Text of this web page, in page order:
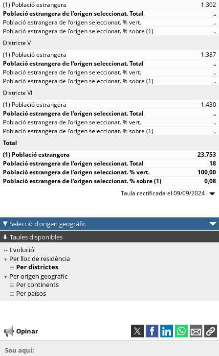
1.302
..
..
..
Districte V
1.387
..
..
..
Districte VI
1.430
..
..
..
Total
23.753
18
100,00
0,08
Taula rectificada el 09/09/2024
Selecció d'origen geogràfic
Taules disponibles
Evolució
Per lloc de residència
Per districtes
Per origen geogràfic
Per continents
Per països
Opinar
Sou aquí: